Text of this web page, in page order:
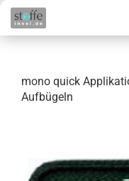
mono quick
Aufbügeln